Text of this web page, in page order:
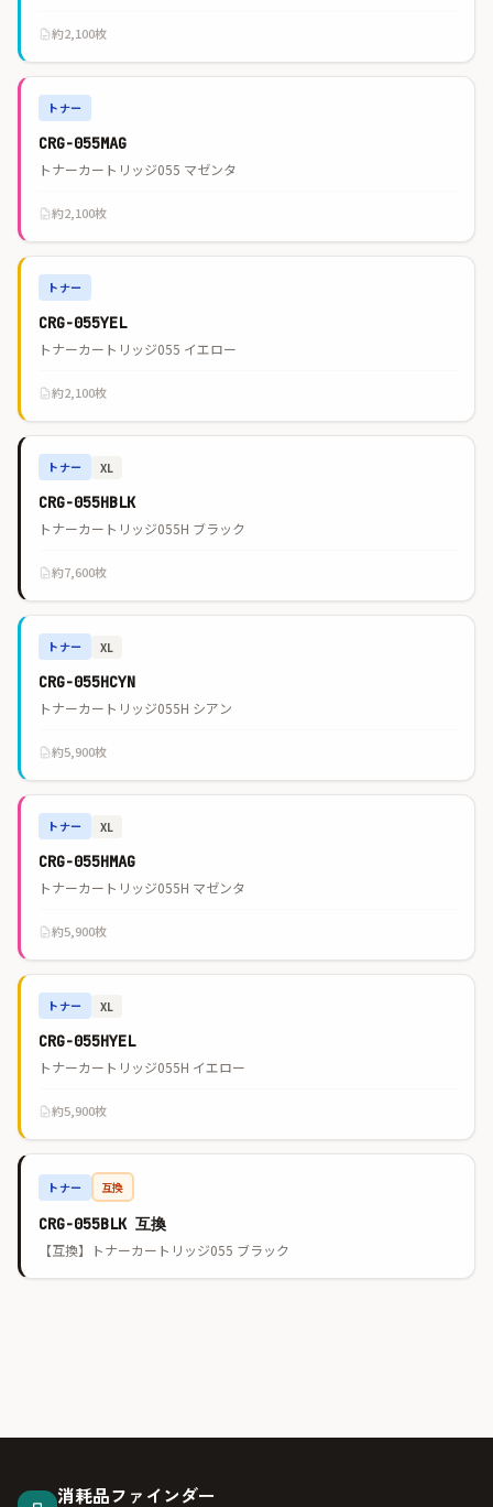
約2,100枚
トナー
CRG-055MAG
トナーカートリッジ055 マゼンタ
約2,100枚
トナー
CRG-055YEL
トナーカートリッジ055 イエロー
約2,100枚
トナー XL
CRG-055HBLK
トナーカートリッジ055H ブラック
約7,600枚
トナー XL
CRG-055HCYN
トナーカートリッジ055H シアン
約5,900枚
トナー XL
CRG-055HMAG
トナーカートリッジ055H マゼンタ
約5,900枚
トナー XL
CRG-055HYEL
トナーカートリッジ055H イエロー
約5,900枚
トナー 互換
CRG-055BLK 互換
【互換】トナーカートリッジ055 ブラック
消耗品ファインダー